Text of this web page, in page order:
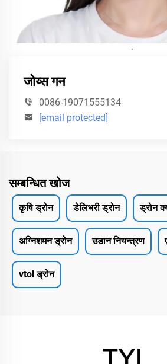
·
जोय्स गन
0086-19071555134
[email protected]
सम्बन्धित खोज
कृषि ड्रोन डेलिभरी ड्रोन ड्रोन
अग्निशमन ड्रोन उडान नियन्त्रण
vtol ड्रोन